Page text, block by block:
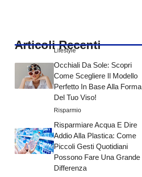
Articoli Recenti
Lifestyle
Occhiali Da Sole: Scopri
Come Scegliere Il Modello
Perfetto In Base Alla Forma
Del Tuo Viso!
Risparmio
Risparmiare Acqua E Dire
Addio Alla Plastica: Come
Piccoli Gesti Quotidiani
Possono Fare Una Grande
Differenza